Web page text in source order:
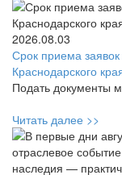
2026.08.03
Срок приема
Краснодарского
Подать документы
Читать далее >>